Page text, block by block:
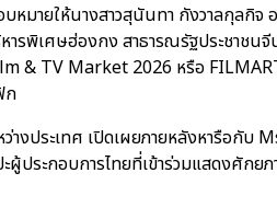
มายให้นางสาวสุนันทา กังวาลกุลกิจ
ารพิเศษฮ่องกง สาธารณรัฐประชาช
& TV Market 2026 หรือ
ก
างประเทศ เปิดเผยภายหลังหารือกั
ระกอบการไทยที่เข้าร่วมแสดงศักย